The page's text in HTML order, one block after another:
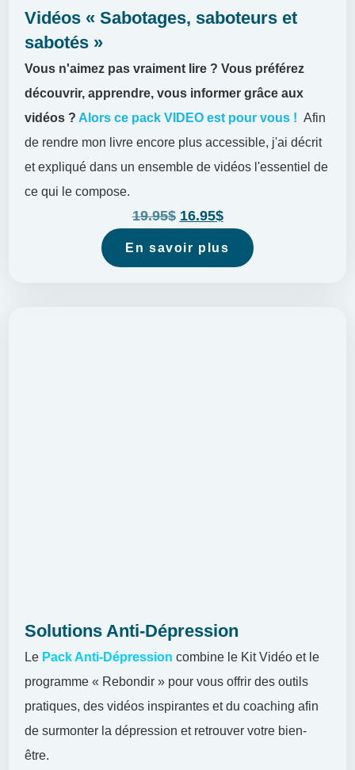
Vidéos « Sabotages, saboteurs et
sabotés »
Vous n'aimez pas vraiment lire ?Vous préférez
découvrir, apprendre, vous informer grâce aux
vidéos ? Alors ce pack VIDEO est pour vous ! Afin
de rendre mon livre encore plus accessible, j'ai décrit
et expliqué dans un ensemble de vidéos l'essentiel de
ce qui le compose.
En savoir plus
19.95$ 16.95$
Solutions Anti-Dépression
Le Pack Anti-Dépressioncombine le Kit Vidéo et le
programme « Rebondir » pour vous offrir des outils
pratiques, des vidéos inspirantes et du coaching afin
de surmonter la dépression et retrouver votre bien-
être.